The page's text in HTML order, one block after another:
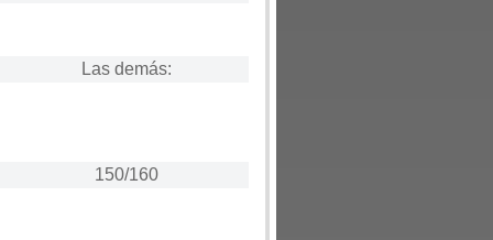
Las demás:
150/160